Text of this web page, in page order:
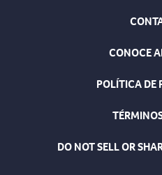
CONOCE
POLÍTICA DE
DO NOT SELL OR